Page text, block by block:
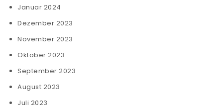
Januar 2024
Dezember 2023
November 2023
Oktober 2023
September 2023
August 2023
Juli 2023